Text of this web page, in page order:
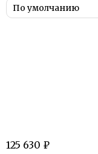
125 630 ₽